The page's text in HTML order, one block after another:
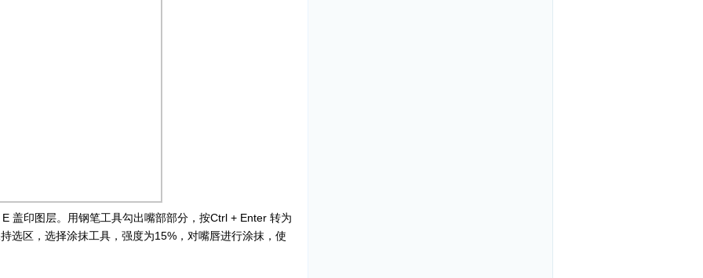
盖印图层。用钢笔工具勾出嘴部部分，按Ctrl + Enter 转为
选区，选择涂抹工具，强度为15%，对嘴唇进行涂抹，使